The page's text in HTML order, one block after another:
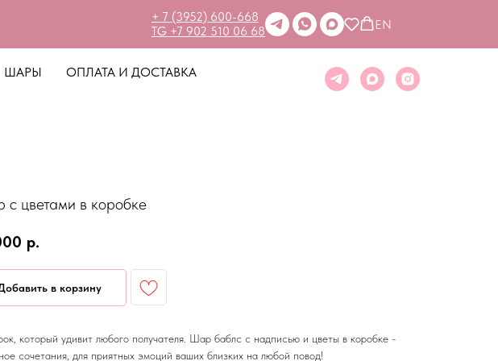
+ 7 (3952) 600-668
TG +7 902 510 06 68
EN
ШАРЫ ОПЛАТА И ДОСТАВКА
цветами в коробке
р.
в корзину
который удивит любого получателя. Шар баблс с надписью и цветы в коробке -
сочетания, для приятных эмоций ваших близких на любой повод!